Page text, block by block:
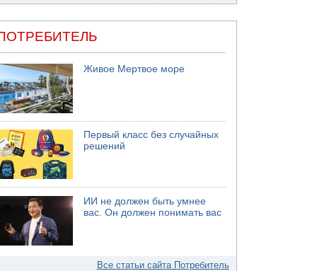
Живое Мертвое море
Первый класс без случайных
решений
ИИ не должен быть умнее
вас. Он должен понимать вас
Все статьи сайта Потребитель